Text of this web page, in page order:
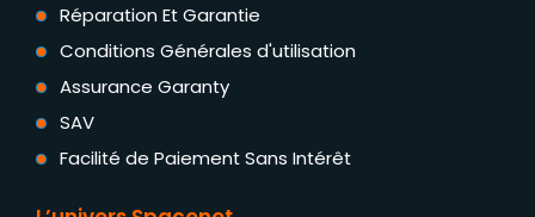
Réparation Et Garantie
Conditions Générales d'utilisation
Assurance Garanty
SAV
Facilité de Paiement Sans Intérêt